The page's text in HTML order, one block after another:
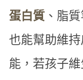
蛋白質 、脂
也能幫助維
能，若孩子